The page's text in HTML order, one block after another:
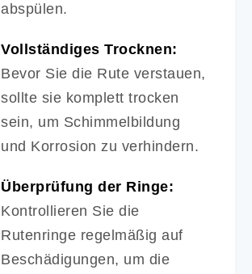
abspülen.
Vollständiges Trocknen:
Bevor Sie die Rute verstauen,
sollte sie komplett trocken
sein, um Schimmelbildung
und Korrosion zu verhindern.
Überprüfung der Ringe:
Kontrollieren Sie die
Rutenringe regelmäßig auf
Beschädigungen, um die